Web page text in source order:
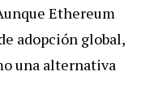
Ethereum
adopción global,
una alternativa